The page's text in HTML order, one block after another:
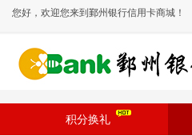
您好，欢迎您来到鄞州银行信用卡商城！
积分换礼